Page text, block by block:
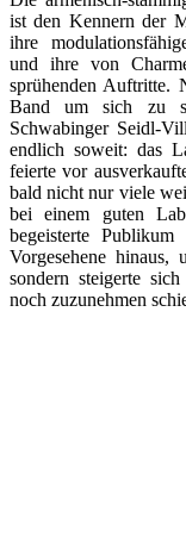
ist den Kennern der
ihre
und ihre von
sprühenden Auftritte.
Band um sich zu
Schwabinger Seidl-
endlich soweit: das
feierte vor
bald nicht nur viele
bei einem guten
begeisterte
Vorgesehene
sondern steigerte
noch zuzunehmen